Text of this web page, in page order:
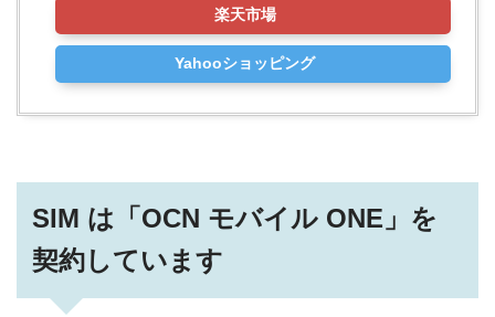
楽天市場
Yahooショッピング
SIM は「OCN モバイル ONE」を
契約しています